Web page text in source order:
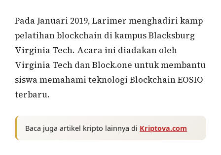
Pada Januari 2019, Larimer menghadiri kamp
pelatihan blockchain di kampus Blacksburg
Virginia Tech. Acara ini diadakan oleh
Virginia Tech dan Block.one untuk membantu
siswa memahami teknologi Blockchain EOSIO
terbaru.
Baca juga artikel kripto lainnya di Kriptova.com